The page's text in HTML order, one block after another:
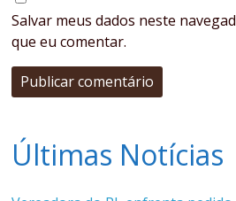
Salvar meus dados neste
que eu comentar.
Últimas Notícias